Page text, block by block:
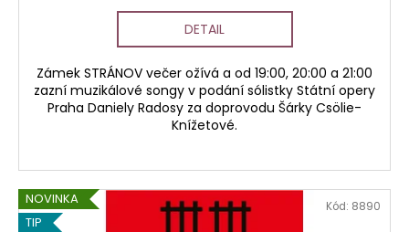
DETAIL
Zámek STRÁNOV večer ožívá a od 19:00, 20:00 a 21:00
zazní muzikálové songy v podání sólistky Státní opery
Praha Daniely Radosy za doprovodu Šárky Csölie-
Knížetové.
NOVINKA
TIP
Kód: 8890